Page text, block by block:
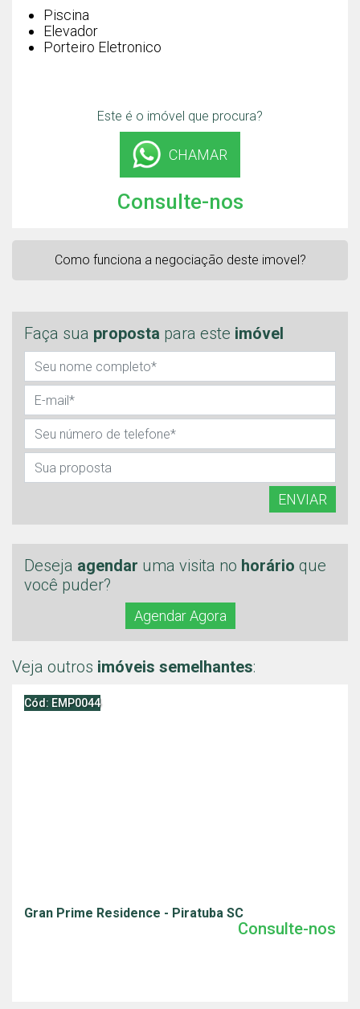
Faça sua proposta para este imóvel
ENVIAR
Deseja agendar uma visita no horário que
você puder?
Agendar Agora
Piscina
Elevador
Porteiro Eletronico
Este é o imóvel que procura?
CHAMAR
Consulte-nos
Como funciona a negociação deste imovel?
Veja outros imóveis semelhantes:
Cód: EMP0044
Gran Prime Residence - Piratuba SC
Consulte-nos